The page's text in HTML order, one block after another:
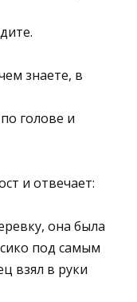
знаете, в
голове и
и отвечает:
она была
под самым
взял в руки